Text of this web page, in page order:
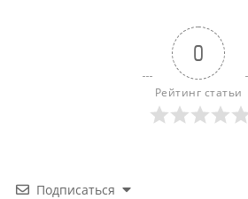
0
Рейтинг статьи
Подписаться